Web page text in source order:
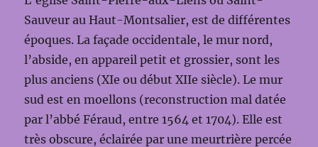
Sauveur au Haut-Montsalier, est de différentes
époques. La façade occidentale, le mur nord,
l’abside, en appareil petit et grossier, sont les
plus anciens (XIe ou début XIIe siècle). Le mur
sud est en moellons (reconstruction mal datée
par l’abbé Féraud, entre 1564 et 1704). Elle est
très obscure, éclairée par une meurtrière percée